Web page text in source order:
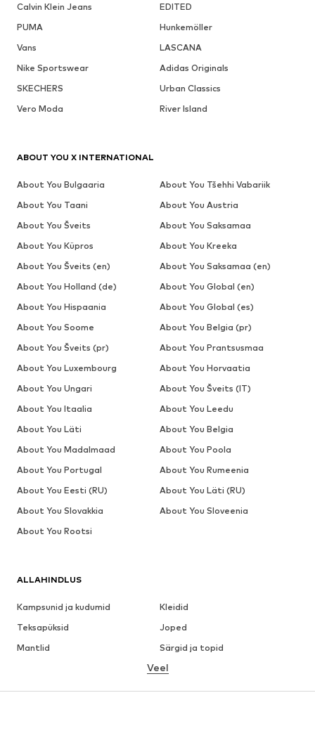
Calvin Klein Jeans
EDITED
PUMA
Hunkemöller
Vans
LASCANA
Nike Sportswear
Adidas Originals
SKECHERS
Urban Classics
Vero Moda
River Island
ALLAHINDLUS
Kampsunid ja kudumid
Kleidid
Teksapüksid
Joped
Mantlid
Särgid ja topid
Pesu
Veel
ABOUT YOU X INTERNATIONAL
About You Bulgaaria
About You Tšehhi Vabariik
About You Taani
About You Austria
About You Šveits
About You Saksamaa
About You Küpros
About You Kreeka
About You Šveits (en)
About You Saksamaa (en)
About You Holland (de)
About You Global (en)
About You Hispaania
About You Global (es)
About You Soome
About You Belgia (pr)
About You Šveits (pr)
About You Prantsusmaa
About You Luxembourg
About You Horvaatia
About You Ungari
About You Šveits (IT)
About You Itaalia
About You Leedu
About You Läti
About You Belgia
About You Madalmaad
About You Poola
About You Portugal
About You Rumeenia
About You Eesti (RU)
About You Läti (RU)
About You Slovakkia
About You Sloveenia
About You Rootsi